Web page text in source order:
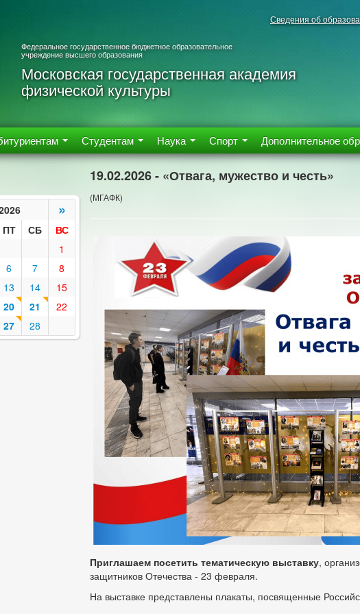
Сведения об
Федеральное государственное бюджетное образовательное
учреждение высшего образования
Московская государственная академия
физической культуры
Студентам Наука Спорт Дополнительное
»
ПТ СБ
ВС
1
6 7
8
13 14
15
20 21
22
27 28
19.02.2026 - «Отвага, мужество и честь»
(МГАФК)
Приглашаем посетить тематическую выставку,
защитников Отечества - 23 февраля.
На выставке представлены плакаты, посвященные